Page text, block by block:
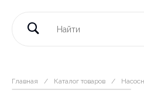
Главная / Каталог товаров /